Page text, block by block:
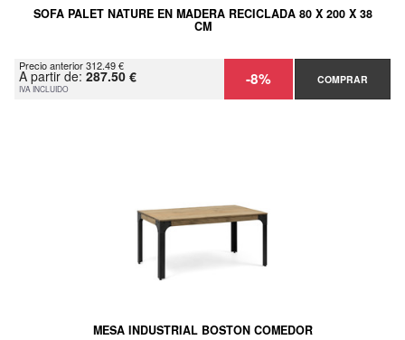
SOFA PALET NATURE EN MADERA RECICLADA 80 X 200 X 38
CM
Precio anterior 312.49 €
A partir de: 287.50 €
IVA INCLUIDO -8% COMPRAR
MESA INDUSTRIAL BOSTON COMEDOR